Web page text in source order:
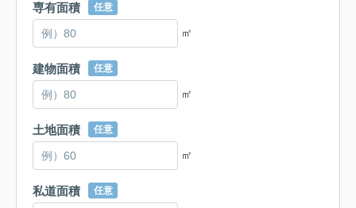
専有面積 任意
㎡
建物面積 任意
㎡
土地面積 任意
㎡
私道面積 任意